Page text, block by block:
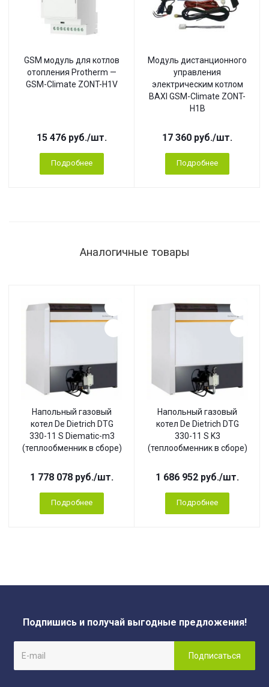
GSM модуль для котлов
отопления Protherm —
GSM-Climate ZONT-H1V
15 476 руб./шт.
Подробнее
Модуль дистанционного
управления
электрическим котлом
BAXI GSM-Climate ZONT-
H1B
17 360 руб./шт.
Подробнее
Аналогичные товары
Напольный газовый
котел De Dietrich DTG
330-11 S Diematic-m3
(теплообменник в сборе)
1 778 078 руб./шт.
Подробнее
Напольный газовый
котел De Dietrich DTG
330-11 S K3
(теплообменник в сборе)
1 686 952 руб./шт.
Подробнее
Подпишись и получай выгодные предложения!